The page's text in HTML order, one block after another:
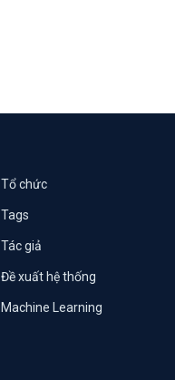
Tổ chức
Tags
Tác giả
Đề xuất hệ thống
Machine Learning